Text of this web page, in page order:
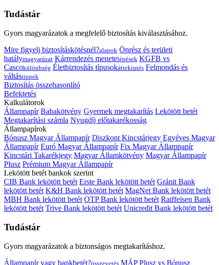
Tudástár
Gyors magyarázatok a megfelelő biztosítás kiválasztásához.
Mire figyelj biztosításkötésnél?alapok Önrész és területi
hatálymagyarázat Kárrendezés menetelépések KGFB vs
Cascokülönbség Életbiztosítás típusokáttekintés Felmondás és
váltástippek
Biztosítás összehasonlító
Befektetés
Kalkulátorok
Állampapír Babakötvény Gyermek megtakarítás Lekötött betét
Megtakarítási számla Nyugdíj előtakarékosság
Állampapírok
Bónusz Magyar Állampapír Diszkont Kincstárjegy Egyéves Magyar
Állampapír Euró Magyar Állampapír Fix Magyar Állampapír
Kincstári Takarékjegy Magyar Államkötvény Magyar Állampapír
Plusz Prémium Magyar Állampapír
Lekötött betét bankok szerint
CIB Bank lekötött betét Erste Bank lekötött betét Gránit Bank
lekötött betét K&H Bank lekötött betét MagNet Bank lekötött betét
MBH Bank lekötött betét OTP Bank lekötött betét Raiffeisen Bank
lekötött betét Trive Bank lekötött betét Unicredit Bank lekötött betét
Tudástár
Gyors magyarázatok a biztonságos megtakarításhoz.
Állampapír vagy bankbetét?összevetés MÁP Plusz vs Bónusz